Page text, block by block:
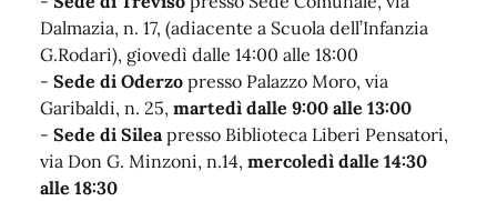
Dalmazia, n. 17, (adiacente a Scuola dell’Infanzia
G.Rodari), giovedì dalle 14:00 alle 18:00
- Sede di Oderzo presso Palazzo Moro, via
Garibaldi, n. 25, martedì dalle 9:00 alle 13:00
- Sede di Silea presso Biblioteca Liberi Pensatori,
via Don G. Minzoni, n.14, mercoledì dalle 14:30
alle 18:30